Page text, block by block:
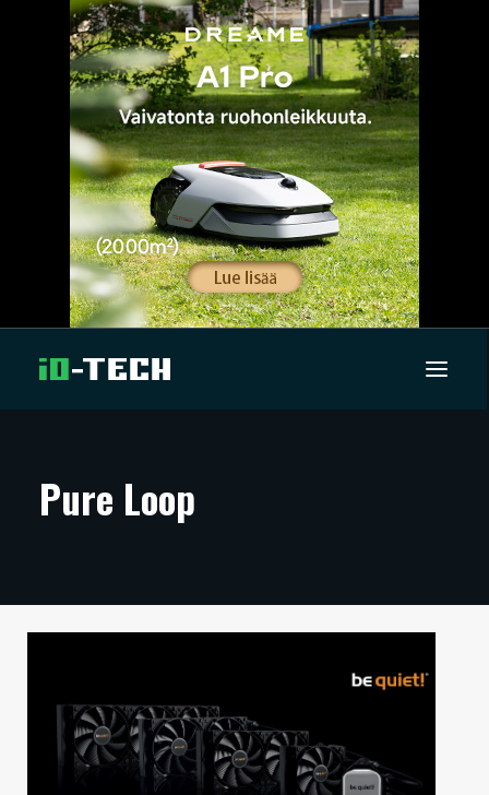
ARTIKKELIT
TECHBBS
HINTA.FI
KAUPPA
Pure Loop